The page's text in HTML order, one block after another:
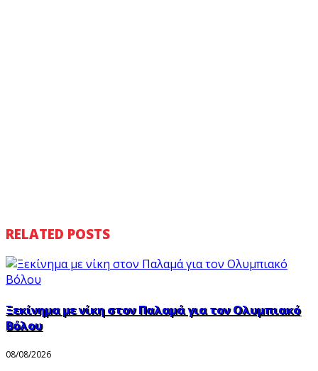
RELATED POSTS
Ξεκίνημα με νίκη στον Παλαμά για τον Ολυμπιακό
Βόλου
08/08/2026